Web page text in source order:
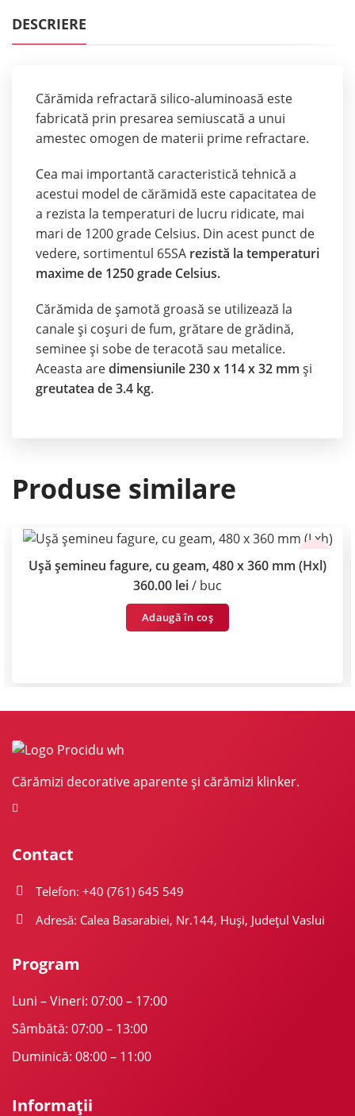
DESCRIERE
Cărămida refractară silico-aluminoasă este
fabricată prin presarea semiuscată a unui
amestec omogen de materii prime refractare.
Cea mai importantă caracteristică tehnică a
acestui model de cărămidă este capacitatea de
a rezista la temperaturi de lucru ridicate, mai
mari de 1200 grade Celsius. Din acest punct de
vedere, sortimentul 65SA rezistă la temperaturi
maxime de 1250 grade Celsius.
Cărămida de șamotă groasă se utilizează la
canale și coșuri de fum, grătare de grădină,
seminee și sobe de teracotă sau metalice.
Aceasta aredimensiunile 230 x 114 x 32 mm și
greutatea de 3.4 kg.
Produse similare
Ușă șemineu fagure, cu geam, 480 x 360 mm (Hxl)
360.00 lei buc
Adaugă în coș
Cărămizi decorative aparente și cărămizi klinker.
Contact
Telefon: +40 (761) 645 549
Adresă: Calea Basarabiei, Nr.144, Huși, Județul Vaslui
Program
Luni – Vineri: 07:00 – 17:00
Sâmbătă: 07:00 – 13:00
Duminică: 08:00 – 11:00
Informații